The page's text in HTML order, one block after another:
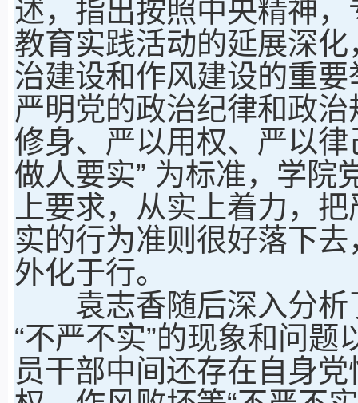
述，指出按照中央精神
教育实践活动的延展深
治建设和作风建设的重
严明党的政治纪律和政
修身、严以用权、严以
做人要实” 为标准，学院
上要求，从实上着力，
实的行为准则很好落下去
外化于行。
袁志香随后深入分析
“不严不实”的现象和问
员干部中间还存在自身